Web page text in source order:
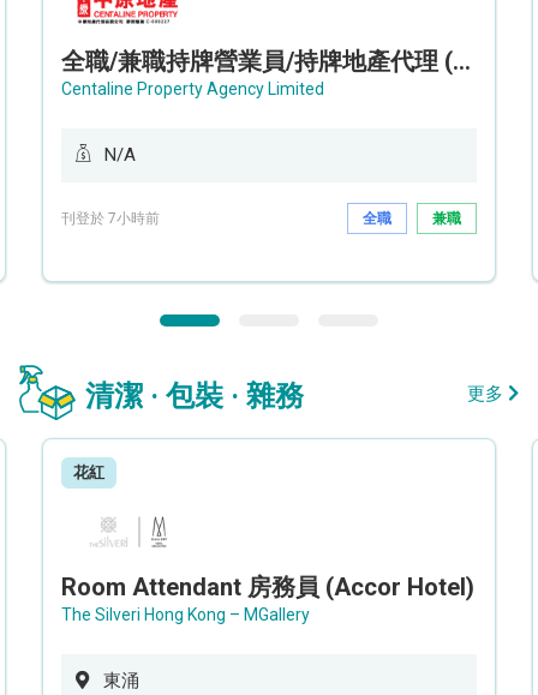
全職/兼職持牌營業員/持牌地產代理 (長沙灣/將軍澳/油塘)
Centaline Property Agency Limited
N/A
刊登於 7小時前 全職 兼職
清潔 · 包裝 · 雜務 更多
花紅
Room Attendant 房務員 (Accor Hotel)
The Silveri Hong Kong – MGallery
東涌